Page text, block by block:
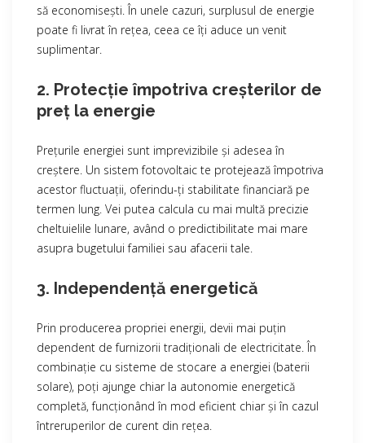
să economisești. În unele cazuri, surplusul de energie
poate fi livrat în rețea, ceea ce îți aduce un venit
suplimentar.
2. Protecție împotriva creșterilor de
preț la energie
Prețurile energiei sunt imprevizibile și adesea în
creștere. Un sistem fotovoltaic te protejează împotriva
acestor fluctuații, oferindu-ți stabilitate financiară pe
termen lung. Vei putea calcula cu mai multă precizie
cheltuielile lunare, având o predictibilitate mai mare
asupra bugetului familiei sau afacerii tale.
3. Independență energetică
Prin producerea propriei energii, devii mai puțin
dependent de furnizorii tradiționali de electricitate. În
combinație cu sisteme de stocare a energiei (baterii
solare), poți ajunge chiar la autonomie energetică
completă, funcționând în mod eficient chiar și în cazul
întreruperilor de curent din rețea.